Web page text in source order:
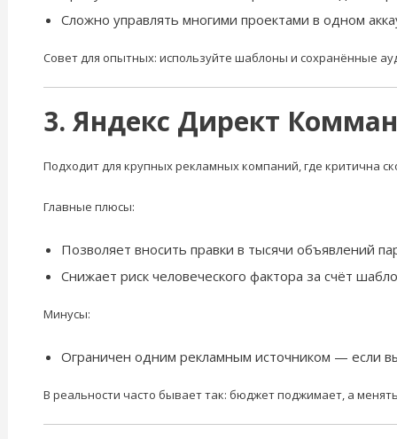
Сложно управлять многими проектами в одном
Совет для опытных: используйте шаблоны и сохранённые
3. Яндекс Директ
Подходит для крупных рекламных компаний, где критична
Главные плюсы:
Позволяет вносить правки в тысячи объявлений
Снижает риск человеческого фактора за счёт
Минусы:
Ограничен одним рекламным источником — если
В реальности часто бывает так: бюджет поджимает, а